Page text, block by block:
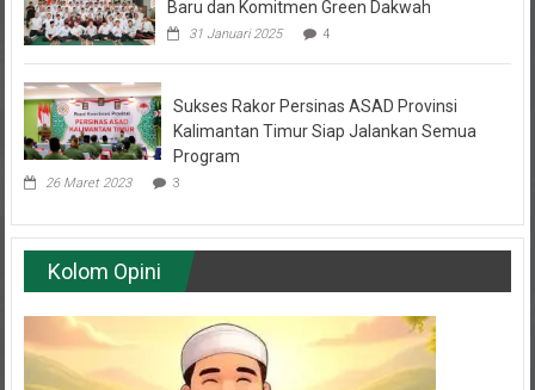
31 Januari 2025 4
Kalimantan Timur Siap Jalankan Semua
Program
26 Maret 2023 3
Kolom Opini